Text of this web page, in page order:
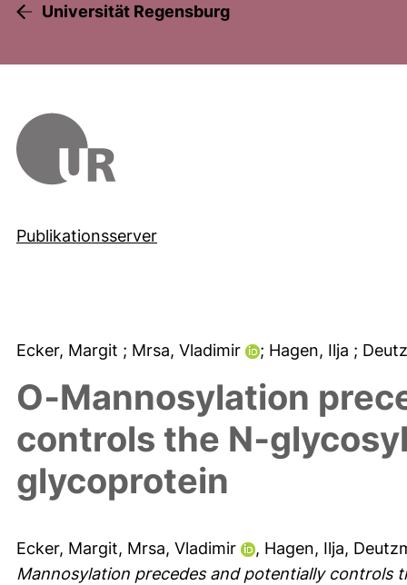
Universität Regensburg
Publikationsserver
Ecker, Margit ; Mrsa, Vladimir ; Hagen, Ilja ;
O‐Mannosylation
controls the
glycoprotein
Ecker, Margit, Mrsa, Vladimir , Hagen, Ilja,
Mannosylation precedes and potentially controls